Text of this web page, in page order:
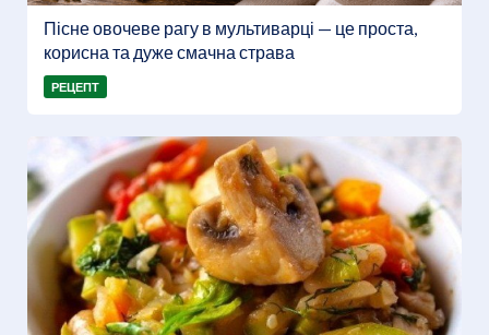
Пісне овочеве рагу в мультиварці — це проста,
корисна та дуже смачна страва
РЕЦЕПТ